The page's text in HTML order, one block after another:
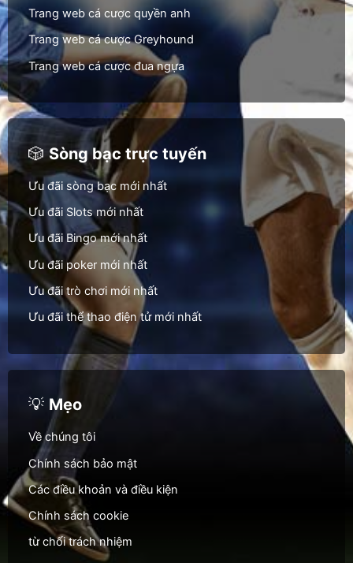
Trang web cá cược quyền anh
Trang web cá cược Greyhound
Trang web cá cược đua ngựa
🎲Sòng bạc trực tuyến
Ưu đãi sòng bạc mới nhất
Ưu đãi Slots mới nhất
Ưu đãi Bingo mới nhất
Ưu đãi poker mới nhất
Ưu đãi trò chơi mới nhất
Ưu đãi thể thao điện tử mới nhất
💡 Mẹo
Về chúng tôi
Chính sách bảo mật
Các điều khoản và điều kiện
Chính sách cookie
từ chối trách nhiệm